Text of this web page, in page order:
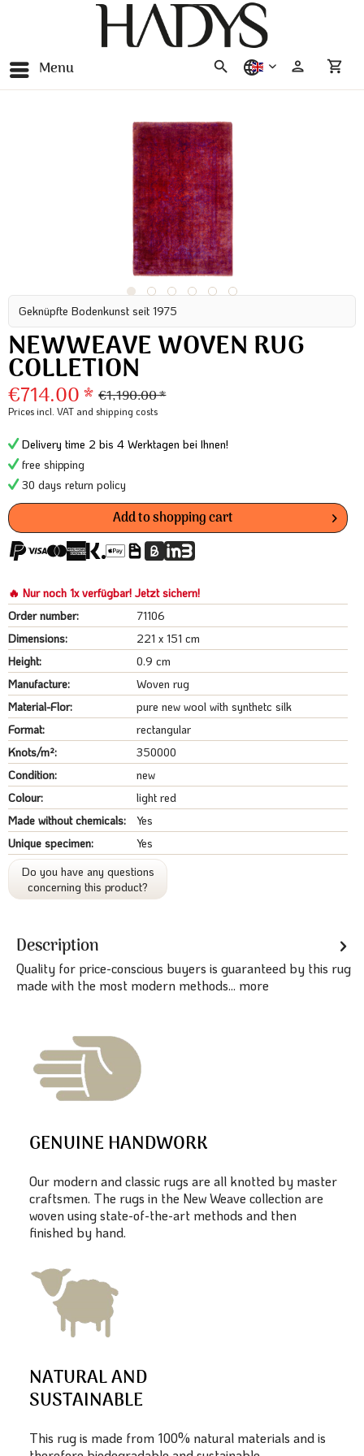
Menu english
Geknüpfte Bodenkunst seit 1975
NEWWEAVE WOVEN RUG
COLLETION
€714.00 * €1,190.00 *
Prices incl. VAT and shipping costs
Delivery time 2 bis 4 Werktagen bei Ihnen!
free shipping
30 days return policy
Add toshopping cart
🔥 Nur noch 1x verfügbar! Jetzt sichern!
Order number:
71106
Dimensions:
221 x 151 cm
Height:
0.9 cm
Manufacture:
Woven rug
Material-Flor:
pure new wool with synthetc silk
Format:
rectangular
Knots/m²:
350000
Condition:
new
Colour:
light red
Made without chemicals:
Yes
Unique specimen:
Yes
Do you have any questions
concerning this product?
Description
Quality for price-conscious buyers is guaranteed by this rug
made with the most modern methods... more
GENUINE HANDWORK
Our modern and classic rugs are all knotted by master
craftsmen. The rugs in the New Weave collection are
woven using state-of-the-art methods and then
finished by hand.
NATURAL AND
SUSTAINABLE
This rug is made from 100% natural materials and is